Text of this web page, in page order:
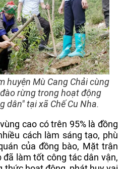
huyện Mù Cang Chải cùng
rừng trong hoạt động
dân" tại xã Chế Cu Nha.
cao có trên 95% là đồng
cách làm sáng tạo, phù
của đồng bào, Mặt trận
đã làm tốt công tác dân vận,